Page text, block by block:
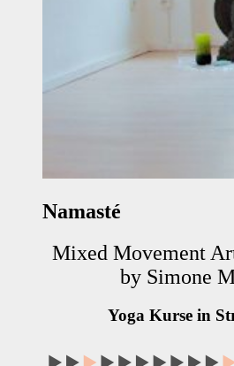
Namasté
Mixed Movement
by Simone
Yoga Kurse in